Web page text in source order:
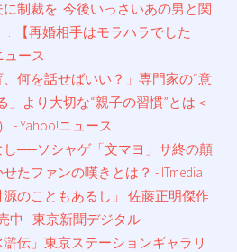
に制裁を! 今後いっさいあの男と関
【再婚相手はモラハラでした
ュース
、何を話せばいい？」専門家の“意
」より大切な“親子の習慣”とは＜
- Yahoo!ニュース
──ソシャゲ「文マヨ」サ終の顛
たファンの嘆きとは？ - ITmedia
源のこともあるし」 佐藤正明傑作
中 - 東京新聞デジタル
滸伝」東京ステーションギャラリ